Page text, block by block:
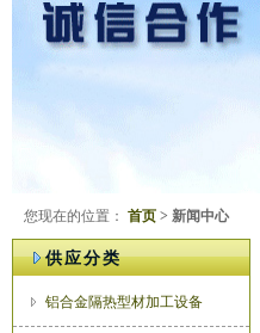
您现在的位置： 首页 > 新闻中心
供应分类
铝合金隔热型材加工设备